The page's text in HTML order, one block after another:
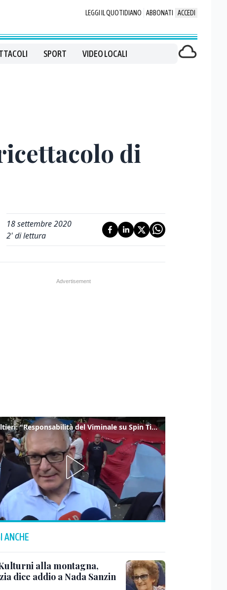
LEGGI IL QUOTIDIANO ABBONATI ACCEDI
SPORT VIDEO LOCALI
di
18 settembre 2020
2' di lettura
Gualtieri: "Responsabilità del Viminale su Spin Time? La posizione dei partiti è nota"
ANCHE
alla montagna,
dice addio a Nada Sanzin